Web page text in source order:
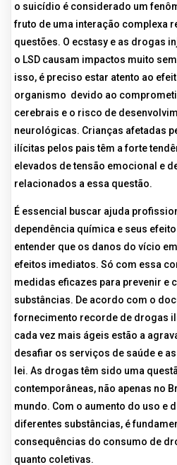
o suicídio é considerado um
fruto de uma interação complexa
questões. O ecstasy e as drogas
o LSD causam impactos muito
isso, é preciso estar atento ao
organismo devido ao
cerebrais e o risco de
neurológicas. Crianças afetadas
ilícitas pelos pais têm a forte
elevados de tensão emocional e
relacionados a essa questão.
É essencial buscar ajuda
dependência química e seus
entender que os danos do vício em
efeitos imediatos. Só com essa
medidas eficazes para prevenir e
substâncias. De acordo com o
fornecimento recorde de drogas
cada vez mais ágeis estão a
desafiar os serviços de saúde e
lei. As drogas têm sido uma
contemporâneas, não apenas no
mundo. Com o aumento do uso e
diferentes substâncias, é
consequências do consumo de
quanto coletivas.